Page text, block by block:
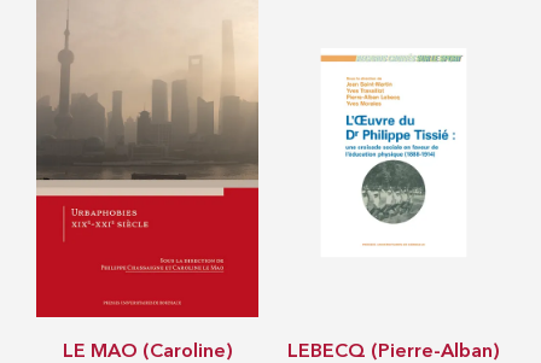
LE MAO (Caroline) LEBECQ (Pierre-Alban)